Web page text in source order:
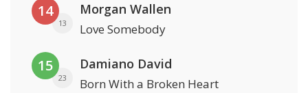
14
13
Morgan Wallen
Love Somebody
15
23
Damiano David
Born With a Broken Heart